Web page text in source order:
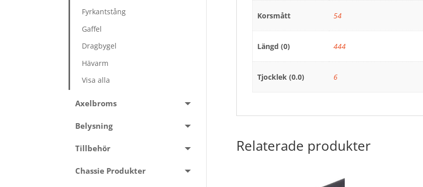
Korsmått 54
Längd (0) 444
Tjocklek (0.0) 6
Relaterade produkter
Fyrkantstång
Gaffel
Dragbygel
Hävarm
Visa alla
Axelbroms
Belysning
Tillbehör
Chassie Produkter